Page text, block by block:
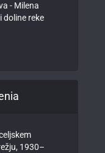
- Milena
doline reke
1930–